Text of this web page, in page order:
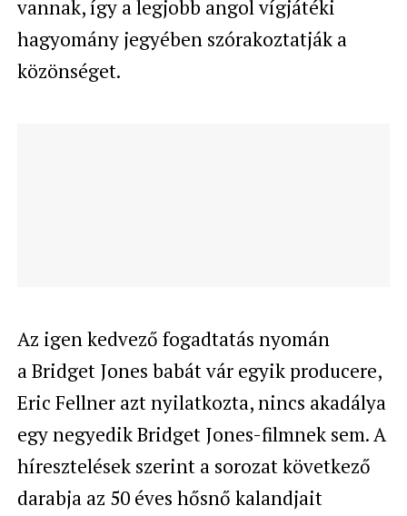
vannak, így a legjobb angol vígjátéki
hagyomány jegyében szórakoztatják a
közönséget.
Az igen kedvező fogadtatás nyomán
a Bridget Jones babát vár egyik producere,
Eric Fellner azt nyilatkozta, nincs akadálya
egy negyedik Bridget Jones-filmnek sem. A
híresztelések szerint a sorozat következő
darabja az 50 éves hősnő kalandjait